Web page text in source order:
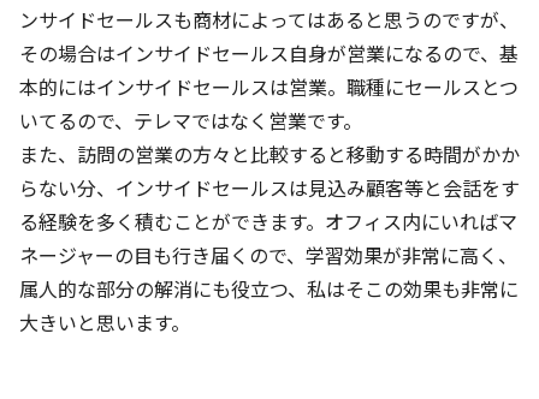
ンサイドセールスも商材によってはあると思うのですが、
その場合はインサイドセールス自身が営業になるので、基
本的にはインサイドセールスは営業。職種にセールスとつ
いてるので、テレマではなく営業です。
また、訪問の営業の方々と比較すると移動する時間がかか
らない分、インサイドセールスは見込み顧客等と会話をす
る経験を多く積むことができます。オフィス内にいればマ
ネージャーの目も行き届くので、学習効果が非常に高く、
属人的な部分の解消にも役立つ、私はそこの効果も非常に
大きいと思います。